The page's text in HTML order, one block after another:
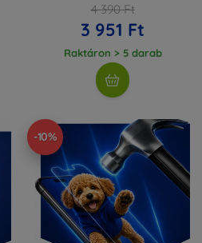
4 390 Ft
3 951 Ft
Raktáron > 5 darab
-10%